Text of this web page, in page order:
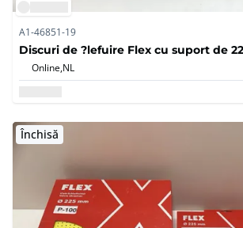
A1-46851-19
Discuri de ?lefuire Flex cu suport de
Online,NL
Închisă